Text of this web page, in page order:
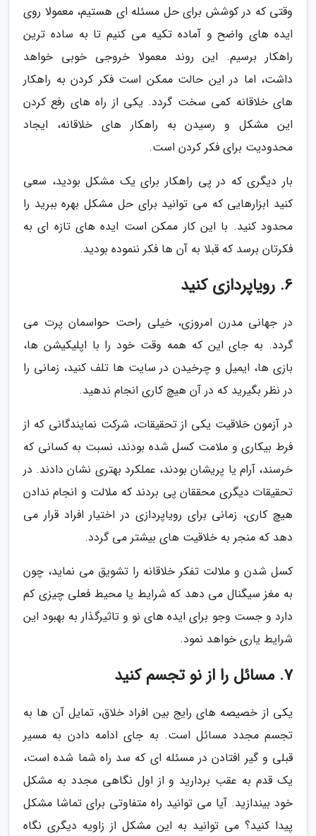
وقتی که در کوشش برای حل مسئله ای هستیم، معمولا روی
ایده های واضح و آماده تکیه می کنیم تا به ساده ترین
راهکار برسیم. این روند معمولا خروجی خوبی خواهد
داشت، اما در این حالت ممکن است فکر کردن به راهکار
های خلاقانه کمی سخت گردد. یکی از راه های رفع کردن
این مشکل و رسیدن به راهکار های خلاقانه، ایجاد
محدودیت برای فکر کردن است.
بار دیگری که در پی راهکار برای یک مشکل بودید، سعی
کنید ابزارهایی که می توانید برای حل مشکل بهره ببرید را
محدود کنید. با این کار ممکن است ایده های تازه ای به
فکرتان برسد که قبلا به آن ها فکر ننموده بودید.
6. رویاپردازی کنید
در جهانی مدرن امروزی، خیلی راحت حواسمان پرت می
گردد. به جای این که همه وقت خود را با اپلیکیشن ها،
بازی ها، ایمیل و چرخیدن در سایت ها تلف کنید، زمانی را
در نظر بگیرید که در آن هیچ کاری انجام ندهید.
در آزمون خلاقیت یکی از تحقیقات، شرکت نمایندگانی که از
فرط بیکاری و ملامت کسل شده بودند، نسبت به کسانی که
خرسند، آرام یا پریشان بودند، عملکرد بهتری نشان دادند. در
تحقیقات دیگری محققان پی بردند که ملالت و انجام ندادن
هیچ کاری، زمانی برای رویاپردازی در اختیار افراد قرار می
دهد که منجر به خلاقیت های بیشتر می گردد.
کسل شدن و ملالت تفکر خلاقانه را تشویق می نماید، چون
به مغز سیگنال می دهد که شرایط یا محیط فعلی چیزی کم
دارد و جست وجو برای ایده های نو و تاثیرگذار به بهبود این
شرایط یاری خواهد نمود.
7. مسائل را از نو تجسم کنید
یکی از خصیصه های رایج بین افراد خلاق، تمایل آن ها به
تجسم مجدد مسائل است. به جای ادامه دادن به مسیر
قبلی و گیر افتادن در مسئله ای که سد راه شما شده است،
یک قدم به عقب بردارید و از اول نگاهی مجدد به مشکل
خود بیندازید. آیا می توانید راه متفاوتی برای تماشا مشکل
پیدا کنید؟ می توانید به این مشکل از زاویه دیگری نگاه